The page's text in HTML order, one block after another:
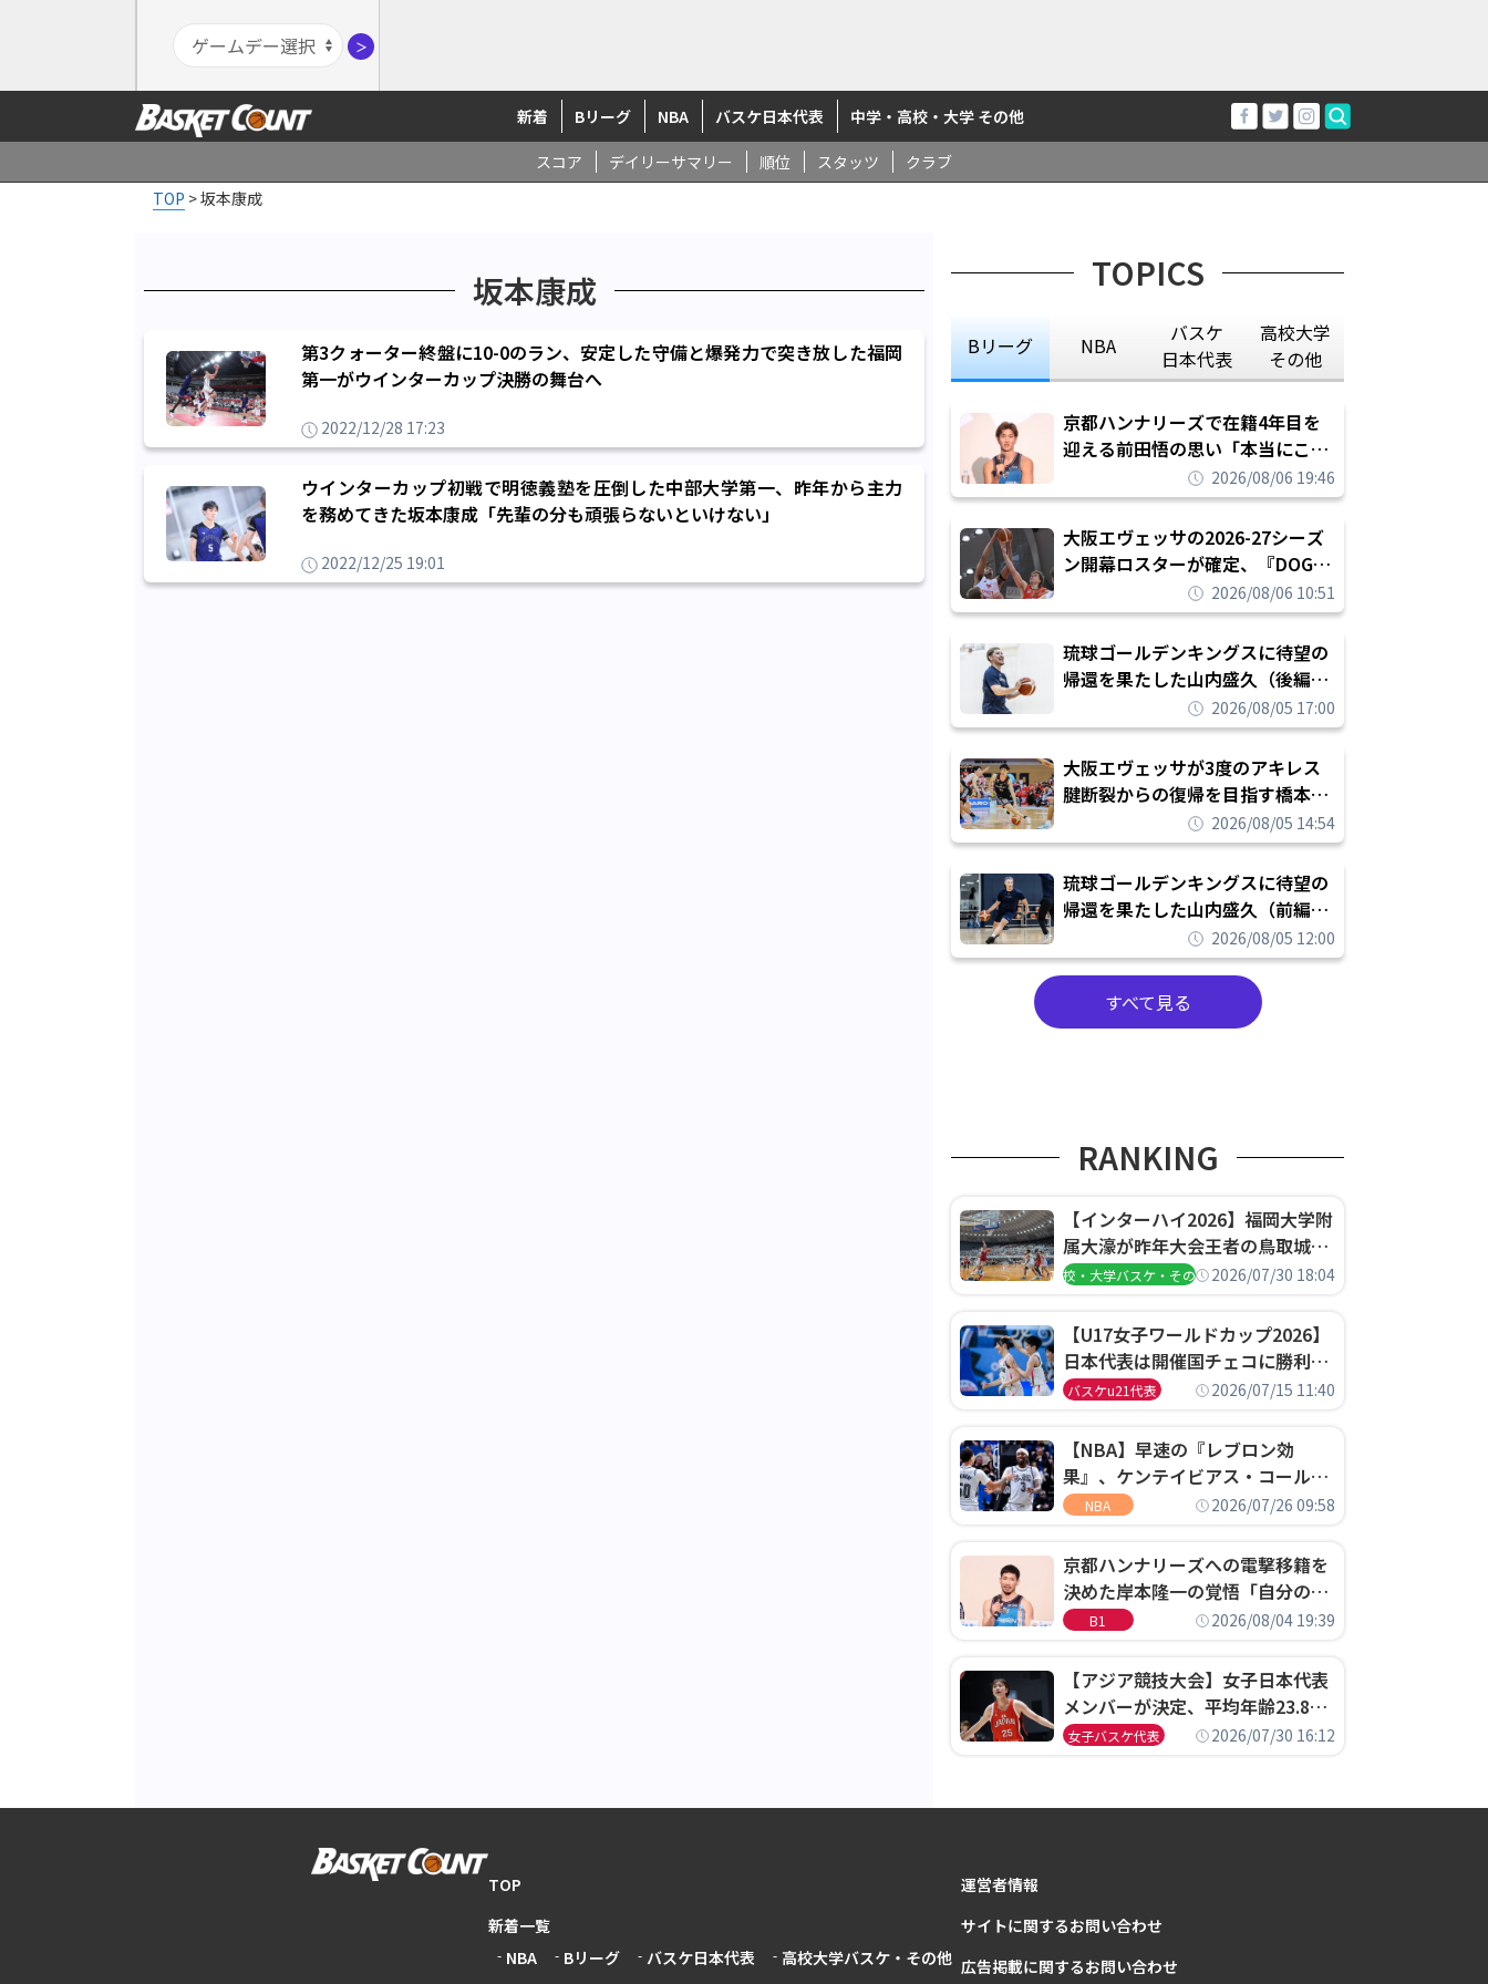
＞
新着 Bリーグ NBA バスケ日本代表 中学・高校・大学 その他
スコア デイリーサマリー 順位 スタッツ
クラブ
TOP >坂本康成
坂本康成
第3クォーター終盤に10-0のラン、安定した守備と爆発力で突き放した福岡
第一がウインターカップ決勝の舞台へ
2022/12/28 17:23
ウインターカップ初戦で明徳義塾を圧倒した中部大学第一、昨年から主力
を務めてきた坂本康成「先輩の分も頑張らないといけない」
2022/12/25 19:01
TOPICS
Bリーグ NBA
バスケ
日本代表
高校大学
その他
京都ハンナリーズで在籍4年目を
迎える前田悟の思い「本当にこの
チームで勝ちたい、負けたまま舐
められたまま終わりたくない」
2026/08/06 19:46
大阪エヴェッサの2026-27シーズ
ン開幕ロスターが確定、『DOG
FIGHT』のチームカルチャーを推
し進めて結果を求めるシーズンへ
2026/08/06 10:51
琉球ゴールデンキングスに待望の
帰還を果たした山内盛久（後編）
「1人のウチナーンチュとしてみ
んなが誇りに思えるチームにして
いく」
2026/08/05 17:00
大阪エヴェッサが3度のアキレス
腱断裂からの復帰を目指す橋本拓
哉と契約を締結「もう一度コート
に立ちたい」
2026/08/05 14:54
琉球ゴールデンキングスに待望の
帰還を果たした山内盛久（前編）
「キングスが積み上げてきたもの
を次の世代に繋いでいくのがやり
甲斐」
2026/08/05 12:00
すべて見る
RANKING
【インターハイ2026】福岡大学附
属大濠が昨年大会王者の鳥取城北
を撃破、大阪薫英女学院は岐阜女
高校・大学バスケ・その他2026/07/30 18:04
【U17女子ワールドカップ2026】
日本代表は開催国チェコに勝利し
て予選グループ3連勝で首位通
決定
バスケu21代表 2026/07/15 11:40
【NBA】早速の『レブロン効
果』、ケンテイビアス・コールド
ウェル・ポープがセブンティシク
NBA 2026/07/26 09:58
京都ハンナリーズへの電撃移籍を
決めた岸本隆一の覚悟「自分のエ
ゴというちっぽけなことのため
B1 2026/08/04 19:39
【アジア競技大会】女子日本代表
メンバーが決定、平均年齢23.8歳
のフレッシュなメンバーが日本開
女子バスケ代表 2026/07/30 16:12
TOP
新着一覧
NBA
Bリーグ バスケ日本代表 高校大学バスケ・その他
運営者情報
サイトに関するお問い合わせ
広告掲載に関するお問い合わせ